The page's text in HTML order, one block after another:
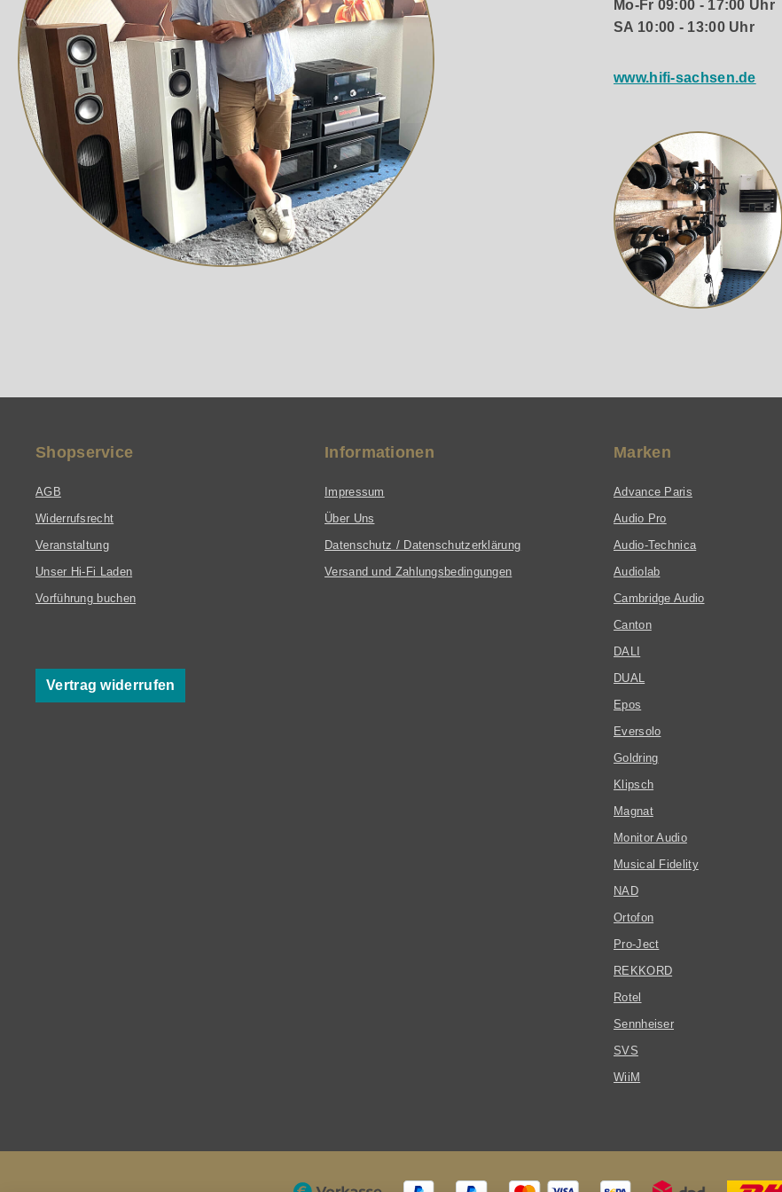
Mo-Fr 09:00 - 17:00 Uhr
SA 10:00 - 13:00 Uhr
www.hifi-sachsen.de
Shopservice
AGB
Widerrufsrecht
Veranstaltung
Unser Hi-Fi Laden
Vorführung buchen
Vertrag widerrufen
Informationen
Impressum
Über Uns
Datenschutz / Datenschutzerklärung
Versand und Zahlungsbedingungen
Marken
Advance Paris
Audio Pro
Audio-Technica
Audiolab
Cambridge Audio
Canton
DALI
DUAL
Epos
Eversolo
Goldring
Klipsch
Magnat
Monitor Audio
Musical Fidelity
NAD
Ortofon
Pro-Ject
REKKORD
Rotel
Sennheiser
SVS
WiiM